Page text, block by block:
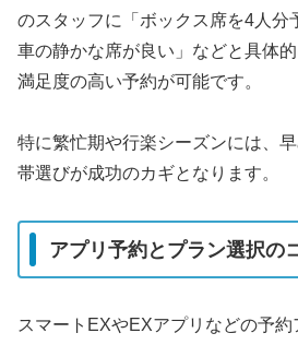
のスタッフに「ボックス席を4人分
車の静かな席が良い」などと具体
満足度の高い予約が可能です。
特に繁忙期や行楽シーズンには、
帯選びが成功のカギとなります。
アプリ予約とプラン選択の
スマートEXやEXアプリなどの予